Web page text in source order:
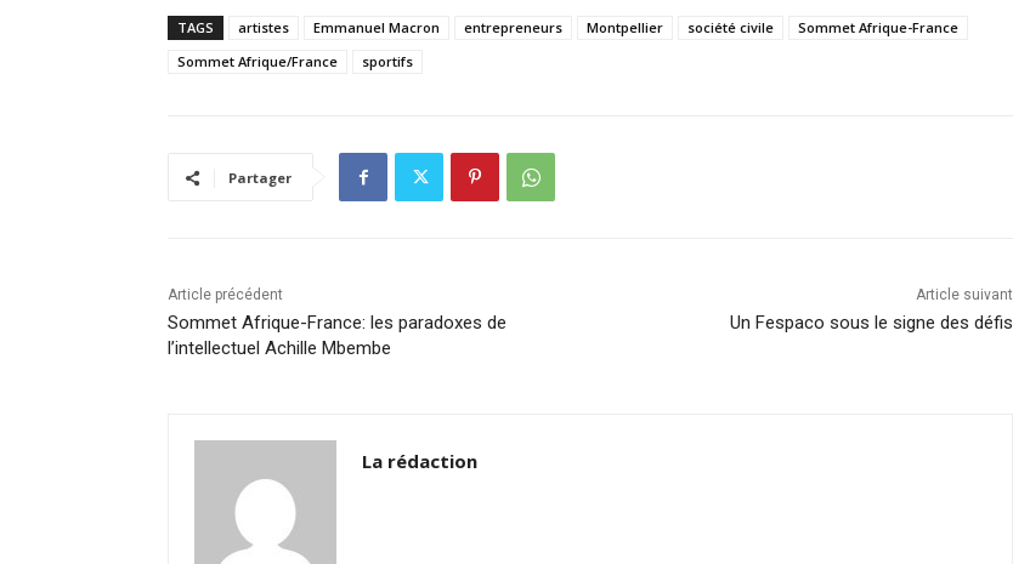
c
e
o
k
e
at
s
ai
l
p
y
n
k
ta
TAGS artistes Emmanuel Macron entrepreneurs Montpellier société civile
Sommet Afrique-France
Sommet Afrique/France
sportifs
Partager
Article précédent
Sommet Afrique-France: les paradoxes de
l’intellectuel Achille Mbembe
Article suivant
Un Fespaco sous le signe des défis
La rédaction